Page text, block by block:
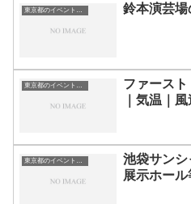
鈴本演芸
ファース
｜気温｜風
池袋サンシ
展示ホー